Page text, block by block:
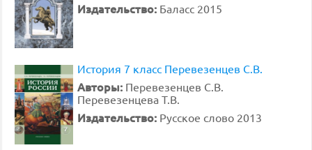
Издательство: Баласс 2015
История 7 класс Перевезенцев С.В.
Авторы: Перевезенцев С.В.
Перевезенцева Т.В.
Издательство: Русское слово 2013